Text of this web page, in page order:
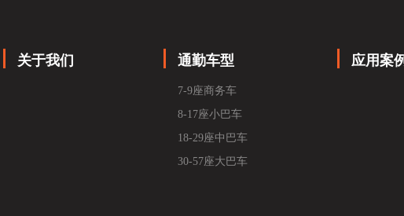
关于我们 通勤车型
7-9座商务车
8-17座小巴车
18-29座中巴车
30-57座大巴车
应用案